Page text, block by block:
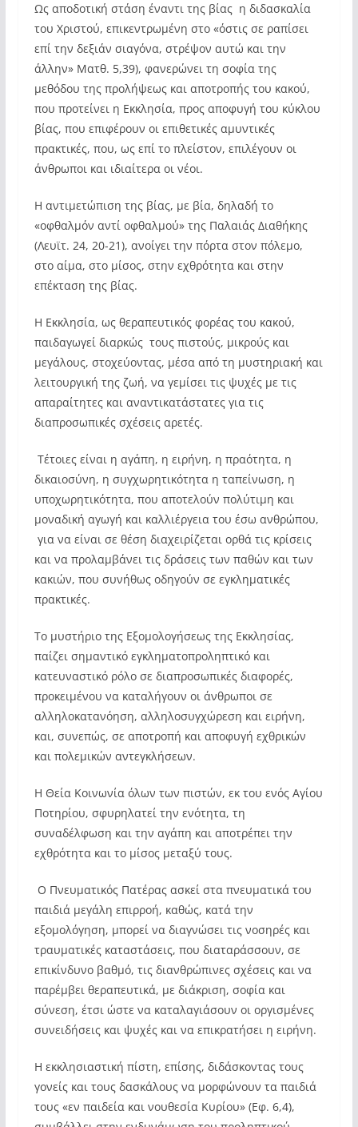
Ως αποδοτική στάση έναντι της βίας η διδασκαλία
του Χριστού, επικεντρωμένη στο «όστις σε ραπίσει
επί την δεξιάν σιαγόνα, στρέψον αυτώ και την
άλλην» Ματθ. 5,39), φανερώνει τη σοφία της
μεθόδου της προλήψεως και αποτροπής του κακού,
που προτείνει η Εκκλησία, προς αποφυγή του κύκλου
βίας, που επιφέρουν οι επιθετικές αμυντικές
πρακτικές, που, ως επί το πλείστον, επιλέγουν οι
άνθρωποι και ιδιαίτερα οι νέοι.
Η αντιμετώπιση της βίας, με βία, δηλαδή το
«οφθαλμόν αντί οφθαλμού» της Παλαιάς Διαθήκης
(Λευϊτ. 24, 20-21), ανοίγει την πόρτα στον πόλεμο,
στο αίμα, στο μίσος, στην εχθρότητα και στην
επέκταση της βίας.
Η Εκκλησία, ως θεραπευτικός φορέας του κακού,
παιδαγωγεί διαρκώς τους πιστούς, μικρούς και
μεγάλους, στοχεύοντας, μέσα από τη μυστηριακή και
λειτουργική της ζωή, να γεμίσει τις ψυχές με τις
απαραίτητες και αναντικατάστατες για τις
διαπροσωπικές σχέσεις αρετές.
Τέτοιες είναι η αγάπη, η ειρήνη, η πραότητα, η
δικαιοσύνη, η συγχωρητικότητα η ταπείνωση, η
υποχωρητικότητα, που αποτελούν πολύτιμη και
μοναδική αγωγή και καλλιέργεια του έσω ανθρώπου,
για να είναι σε θέση διαχειρίζεται ορθά τις κρίσεις
και να προλαμβάνει τις δράσεις των παθών και των
κακιών, που συνήθως οδηγούν σε εγκληματικές
πρακτικές.
Το μυστήριο της Εξομολογήσεως της Εκκλησίας,
παίζει σημαντικό εγκληματοπροληπτικό και
κατευναστικό ρόλο σε διαπροσωπικές διαφορές,
προκειμένου να καταλήγουν οι άνθρωποι σε
αλληλοκατανόηση, αλληλοσυγχώρεση και ειρήνη,
και, συνεπώς, σε αποτροπή και αποφυγή εχθρικών
και πολεμικών αντεγκλήσεων.
Η Θεία Κοινωνία όλων των πιστών, εκ του ενός Αγίου
Ποτηρίου, σφυρηλατεί την ενότητα, τη
συναδέλφωση και την αγάπη και αποτρέπει την
εχθρότητα και το μίσος μεταξύ τους.
Ο Πνευματικός Πατέρας ασκεί στα πνευματικά του
παιδιά μεγάλη επιρροή, καθώς, κατά την
εξομολόγηση, μπορεί να διαγνώσει τις νοσηρές και
τραυματικές καταστάσεις, που διαταράσσουν, σε
επικίνδυνο βαθμό, τις διανθρώπινες σχέσεις και να
παρέμβει θεραπευτικά, με διάκριση, σοφία και
σύνεση, έτσι ώστε να καταλαγιάσουν οι οργισμένες
συνειδήσεις και ψυχές και να επικρατήσει η ειρήνη.
Η εκκλησιαστική πίστη, επίσης, διδάσκοντας τους
γονείς και τους δασκάλους να μορφώνουν τα παιδιά
τους «εν παιδεία και νουθεσία Κυρίου» (Εφ. 6,4),